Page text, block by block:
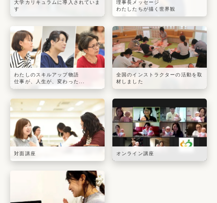
大学カリキュラムに導入されていま
す
理事長メッセージ
わたしたちが描く世界観
わたしのスキルアップ物語
仕事が、人生が、変わった...
全国のインストラクターの活動を取
材しました
対面講座 オンライン講座